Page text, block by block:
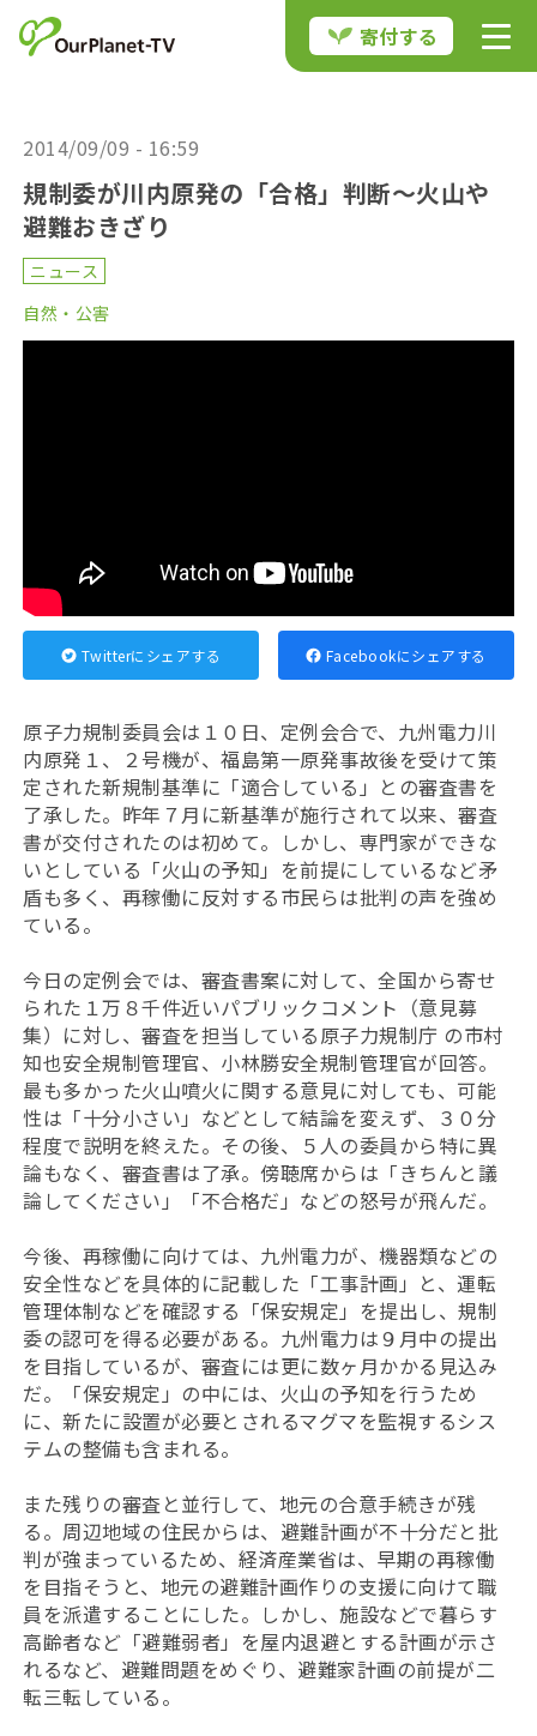
寄付する
2014/09/09 - 16:59
規制委が川内原発の「合格」判断～火山や
避難おきざり
ニュース
自然・公害
Twitterにシェアする Facebookにシェアする
原子力規制委員会は１０日、定例会合で、九州電力川
内原発１、２号機が、福島第一原発事故後を受けて策
定された新規制基準に「適合している」との審査書を
了承した。昨年７月に新基準が施行されて以来、審査
書が交付されたのは初めて。しかし、専門家ができな
いとしている「火山の予知」を前提にしているなど矛
盾も多く、再稼働に反対する市民らは批判の声を強め
ている。
今日の定例会では、審査書案に対して、全国から寄せ
られた１万８千件近いパブリックコメント（意見募
集）に対し、審査を担当している原子力規制庁 の市村
知也安全規制管理官、小林勝安全規制管理官が回答。
最も多かった火山噴火に関する意見に対しても、可能
性は「十分小さい」などとして結論を変えず、３０分
程度で説明を終えた。その後、５人の委員から特に異
論もなく、審査書は了承。傍聴席からは「きちんと議
論してください」「不合格だ」などの怒号が飛んだ。
今後、再稼働に向けては、九州電力が、機器類などの
安全性などを具体的に記載した「工事計画」と、運転
管理体制などを確認する「保安規定」を提出し、規制
委の認可を得る必要がある。九州電力は９月中の提出
を目指しているが、審査には更に数ヶ月かかる見込み
だ。「保安規定」の中には、火山の予知を行うため
に、新たに設置が必要とされるマグマを監視するシス
テムの整備も含まれる。
また残りの審査と並行して、地元の合意手続きが残
る。周辺地域の住民からは、避難計画が不十分だと批
判が強まっているため、経済産業省は、早期の再稼働
を目指そうと、地元の避難計画作りの支援に向けて職
員を派遣することにした。しかし、施設などで暮らす
高齢者など「避難弱者」を屋内退避とする計画が示さ
れるなど、避難問題をめぐり、避難家計画の前提が二
転三転している。